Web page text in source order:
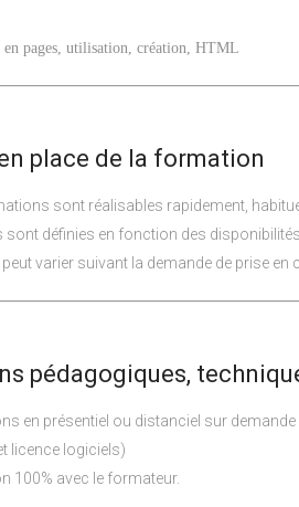
en pages, utilisation, création, HTML
place de la formation
sont réalisables rapidement,
sont définies en fonction des
peut varier suivant la demande de prise en
pédagogiques,
en présentiel ou distanciel sur
licence logiciels)
100% avec le formateur.